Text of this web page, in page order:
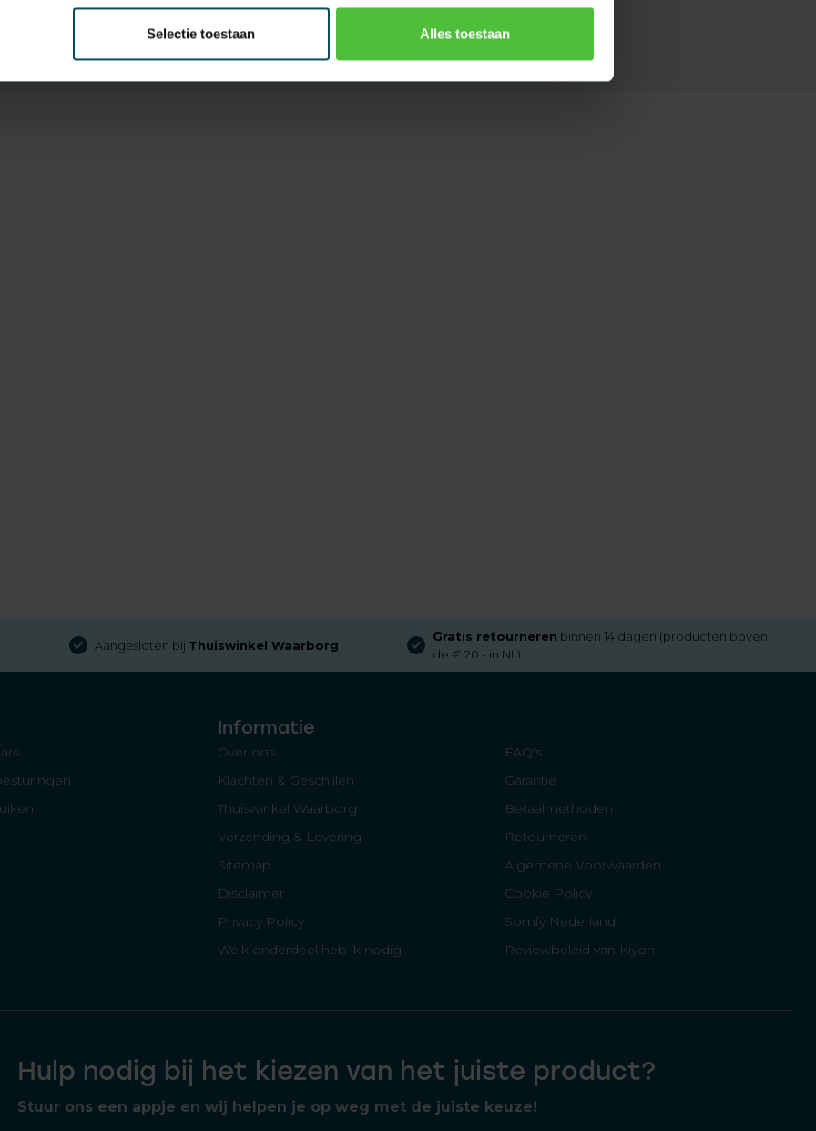
Selectie toestaan Alles toestaan
Aangesloten bij Thuiswinkel Waarborg
Gratis retourneren binnen 14 dagen (producten boven
de € 20,- in NL)
Informatie
Over ons
FAQ's
Klachten & Geschillen
Garantie
Thuiswinkel Waarborg
Betaalmethoden
Verzending & Levering
Retourneren
Sitemap
Algemene Voorwaarden
Disclaimer
Cookie Policy
Privacy Policy
Somfy Nederland
Welk onderdeel heb ik nodig
Reviewbeleid van Kiyoh
Hulp nodig bij het kiezen van het juiste product?
Stuur ons een appje en wij helpen je op weg met de juiste keuze!